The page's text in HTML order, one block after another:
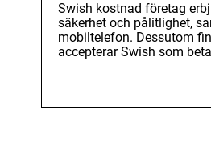
Swish kostnad företag
säkerhet och pålitlighet,
mobiltelefon. Dessutom
accepterar Swish som